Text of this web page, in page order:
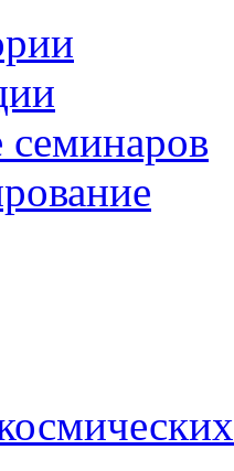
семинаров